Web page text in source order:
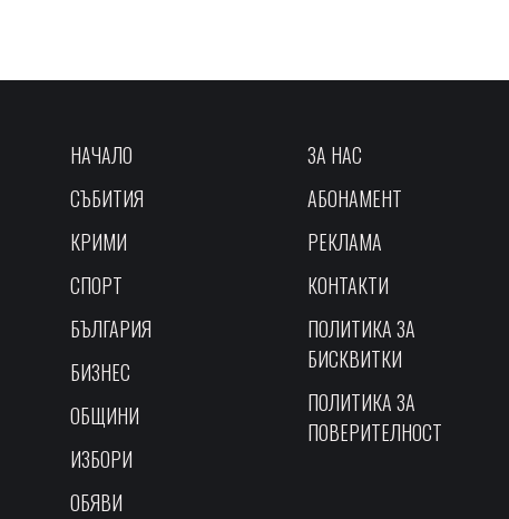
НАЧАЛО
СЪБИТИЯ
КРИМИ
СПОРТ
БЪЛГАРИЯ
БИЗНЕС
ОБЩИНИ
ИЗБОРИ
ОБЯВИ
ЗА НАС
АБОНАМЕНТ
РЕКЛАМА
КОНТАКТИ
ПОЛИТИКА ЗА
БИСКВИТКИ
ПОЛИТИКА ЗА
ПОВЕРИТЕЛНОСТ